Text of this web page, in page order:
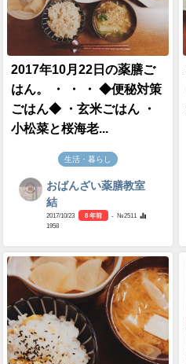
2017年10月22日の薬膳ご
はん。 ・ ・ ・ ◆便秘対策
ごはん◆ ・玄米ごはん ・
小松菜と桜海老...
生活・暮らし
おばんざい薬膳教室
結
2017/10/23 8 年前
- №2511
1958